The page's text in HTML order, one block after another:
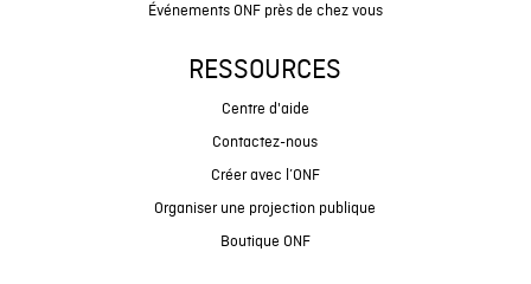
Événements ONF près de chez vous
RESSOURCES
Centre d'aide
Contactez-nous
Créer avec l’ONF
Organiser une projection publique
Boutique ONF